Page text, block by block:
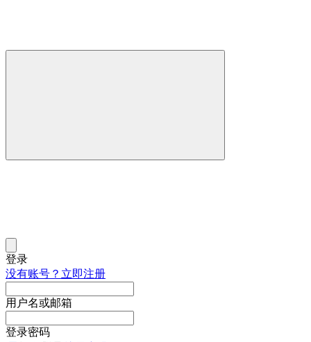
登录
没有账号？立即注册
用户名或邮箱
登录密码